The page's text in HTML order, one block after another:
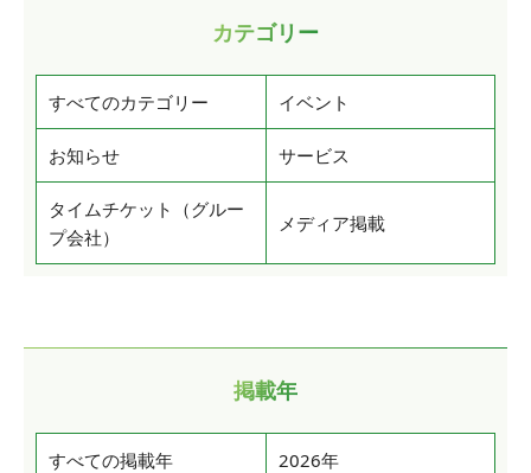
カテゴリー
すべてのカテゴリー イベント
お知らせ サービス
タイムチケット（グルー
プ会社）
メディア掲載
掲載年
すべての掲載年 2026年